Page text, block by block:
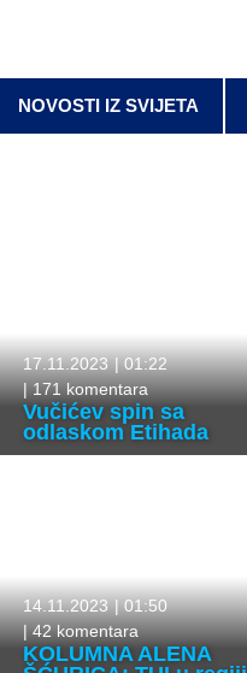
NOVOSTI IZ SVIJETA
17.11.2023 |01:22
|171 komentara
Vučićev spin sa
odlaskom Etihada
14.11.2023 |01:50
|42 komentara
KOLUMNA ALENA